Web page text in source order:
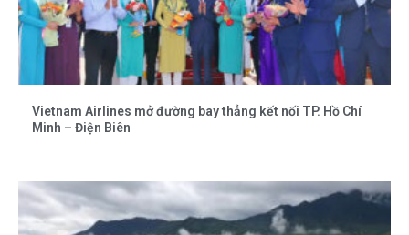
Vietnam Airlines mở đường bay thẳng kết nối TP. Hồ Chí
Minh – Điện Biên